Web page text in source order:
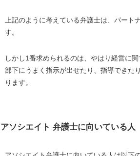
上記のように考えている弁護士は、パート
す。
しかし1番求められるのは、やはり経営に関
部下にうまく指示が出せたり、指導できた
ります。
アソシエイト 弁護士に向いている人